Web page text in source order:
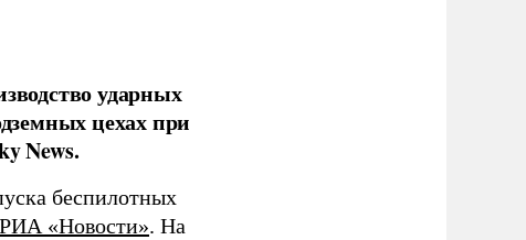
ударных
цехах при
News.
беспилотных
РИА «Новости». На